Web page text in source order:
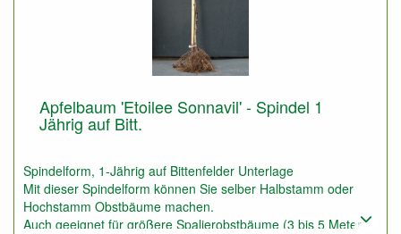
Apfelbaum 'Etoilee Sonnavil' - Spindel 1
Jährig auf Bitt.
Spindelform, 1-Jährig auf Bittenfelder Unterlage
Mit dieser Spindelform können Sie selber Halbstamm oder
Hochstamm Obstbäume machen.
Auch geeignet für größere Spalierobstbäume (3 bis 5 Meter